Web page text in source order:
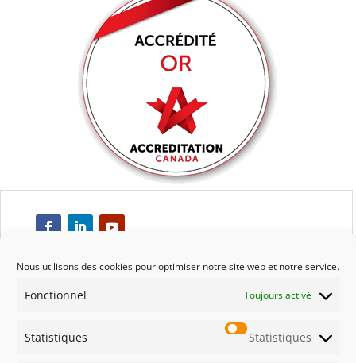
Nous utilisons des cookies pour optimiser notre site web et notre service.
Fonctionnel Toujours activé
Statistiques Statistiques
Respect
Engagement